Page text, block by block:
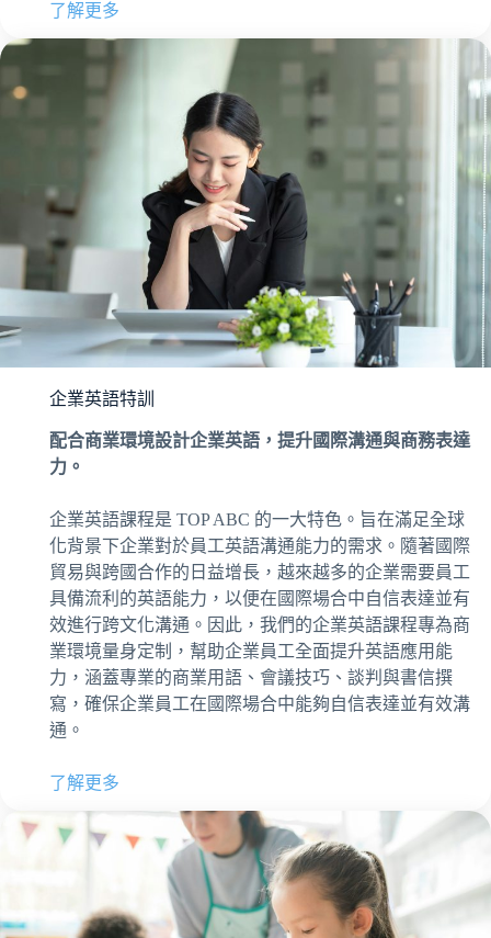
了解更多
企業英語特訓
配合商業環境設計企業英語，提升國際溝通與商務表達
力。
企業英語課程是 TOP ABC 的一大特色。旨在滿足全球
化背景下企業對於員工英語溝通能力的需求。隨著國際
貿易與跨國合作的日益增長，越來越多的企業需要員工
具備流利的英語能力，以便在國際場合中自信表達並有
效進行跨文化溝通。因此，我們的企業英語課程專為商
業環境量身定制，幫助企業員工全面提升英語應用能
力，涵蓋專業的商業用語、會議技巧、談判與書信撰
寫，確保企業員工在國際場合中能夠自信表達並有效溝
通。
了解更多